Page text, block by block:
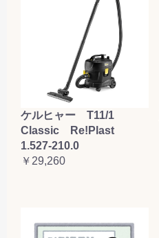
ケルヒャー T11/1
Classic Re!Plast
1.527-210.0
￥29,260